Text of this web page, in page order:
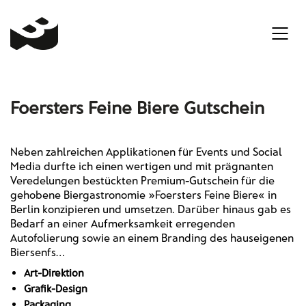
Foersters Feine Biere Gutschein
Neben zahlreichen Applikationen für Events und Social
Media durfte ich einen wertigen und mit prägnanten
Veredelungen bestückten Premium-Gutschein für die
gehobene Biergastronomie »Foersters Feine Biere« in
Berlin konzipieren und umsetzen. Darüber hinaus gab es
Bedarf an einer Aufmerksamkeit erregenden
Autofolierung sowie an einem Branding des hauseigenen
Biersenfs…
Art-Direktion
Grafik-Design